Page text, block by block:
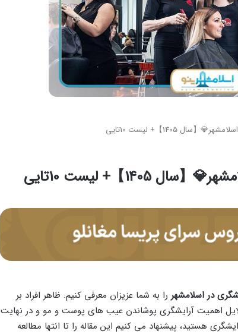
1405】+ لیست 10تایی
】+ لیست 10تایی
در اسلامشهر را به شما عزیزان معرفی کنیم. ظاهر افراد بر
اهمیت آرایشگری پوشاندن عیب های پوست و مو و در نهایت
هستید، پیشنهاد می کنیم این مقاله را تا انتها مطالعه